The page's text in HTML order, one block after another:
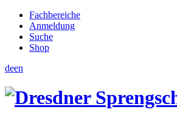
Fachbereiche
Anmeldung
Suche
Shop
deen